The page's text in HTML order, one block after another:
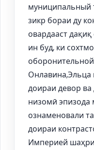
муниципальный
зикр бораи ду
овардааст
ин буд, ки
доираи девор ва
низомӣ эпизода
ознаменовали
доираи
Империей